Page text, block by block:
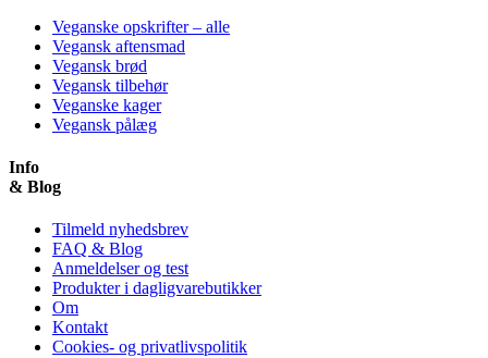
Veganske opskrifter – alle
Vegansk aftensmad
Vegansk brød
Vegansk tilbehør
Veganske kager
Vegansk pålæg
Info
& Blog
Tilmeld nyhedsbrev
FAQ & Blog
Anmeldelser og test
Produkter i dagligvarebutikker
Om
Kontakt
Cookies- og privatlivspolitik